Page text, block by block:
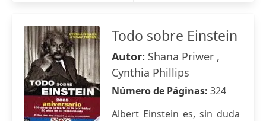
Todo sobre Einstein
Autor: Shana Priwer ,
Cynthia Phillips
Número de Páginas: 324
Albert Einstein es, sin duda